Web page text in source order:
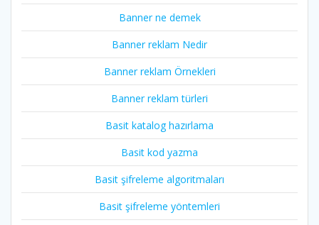
Banner ne demek
Banner reklam Nedir
Banner reklam Örnekleri
Banner reklam türleri
Basit katalog hazırlama
Basit kod yazma
Basit şifreleme algoritmaları
Basit şifreleme yöntemleri